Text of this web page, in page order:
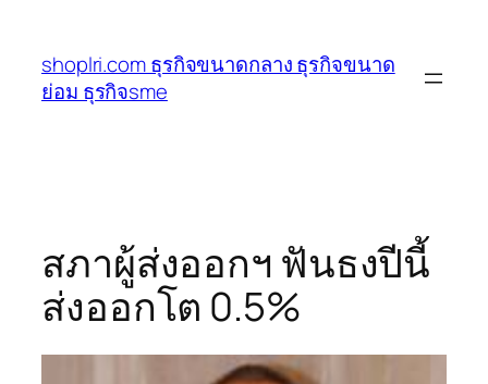
เนื้อหา
shoplri.com ธุรกิจขนาดกลาง ธุรกิจขนาด
ย่อม ธุรกิจsme
สภาผู้ส่งออกฯ ฟันธงปีนี้
ส่งออกโต 0.5%